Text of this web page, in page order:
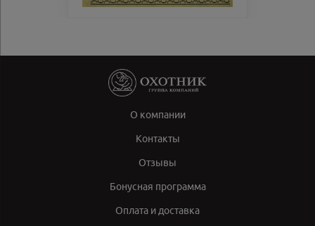
О компании
Контакты
Отзывы
Бонусная программа
Оплата и доставка